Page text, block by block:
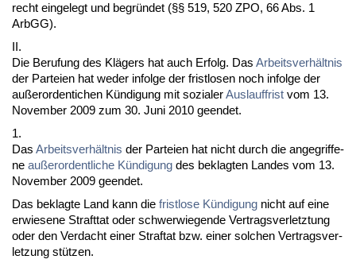
recht ein­ge­legt und be­gründet (§§ 519, 520 ZPO, 66 Abs. 1
ArbGG).
II.
Die Be­ru­fung des Klägers hat auch Er­folg. Das Ar­beits­verhält­nis
der Par­tei­en hat we­der in­fol­ge der frist­lo­sen noch in­fol­ge der
außer­or­den­ti­chen Kündi­gung mit so­zia­lerAus­lauf­frist vom 13.
No­vem­ber 2009 zum 30. Ju­ni 2010 ge­en­det.
1.
Das Ar­beits­verhält­nis der Par­tei­en hat nicht durch die an­ge­grif­fe­
ne außer­or­dent­li­che Kündi­gung des be­klag­ten Lan­des vom 13.
No­vem­ber 2009 ge­en­det.
Das be­klag­te Land kann die frist­lo­se Kündi­gung nicht auf ei­ne
er­wie­se­ne Straft­tat oder schwer­wie­gen­de Ver­trags­ver­letz­tung
oder den Ver­dacht ei­ner Straf­tat bzw. ei­ner sol­chen Ver­trags­ver­
let­zung stützen.